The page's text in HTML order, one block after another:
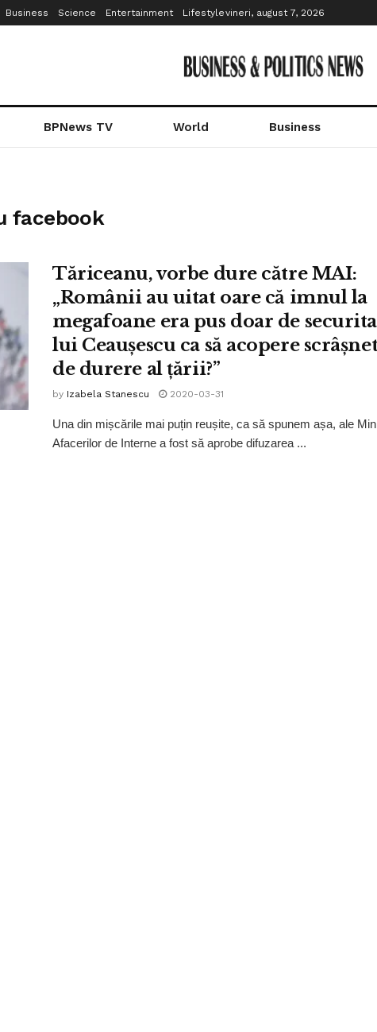
Business Science Entertainment Lifestylevineri, august 7, 2026
BPNews TV World Business
facebook
Tăriceanu, vorbe dure către MAI:
„Românii au uitat oare că imnul la
megafoane era pus doar de
lui Ceaușescu ca să acopere
de durere al țării?”
by Izabela Stanescu 2020-03-31
Una din mișcările mai puțin reușite, ca să spunem așa, ale
Afacerilor de Interne a fost să aprobe difuzarea ...